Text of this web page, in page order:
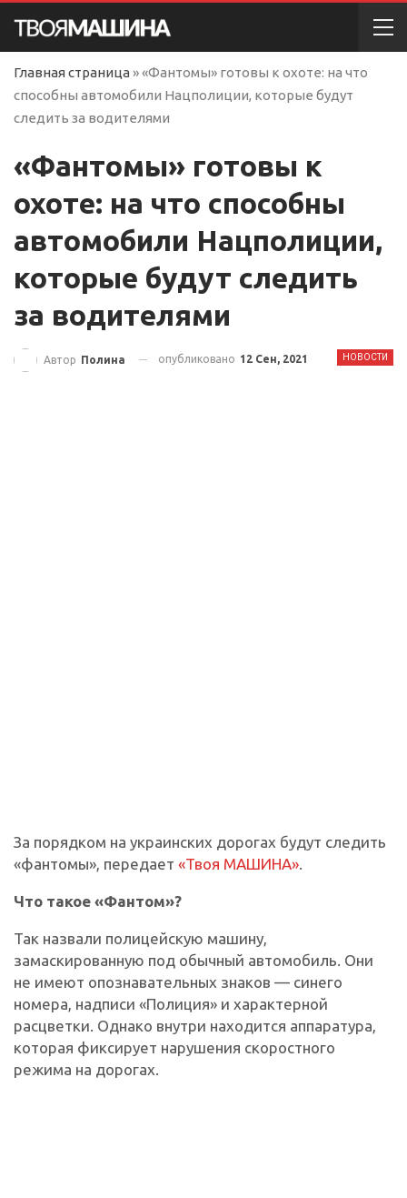
Главная страница »«Фантомы» готовы к охоте: на что
способны автомобили Нацполиции, которые будут
следить за водителями
«Фантомы» готовы к
охоте: на что способны
автомобили Нацполиции,
которые будут следить
за водителями
НОВОСТИ
Автор Полина опубликовано 12 Сен, 2021
За порядком на украинских дорогах будут следить
«фантомы», передает «Твоя МАШИНА».
Что такое «Фантом»?
Так назвали полицейскую машину,
замаскированную под обычный автомобиль. Они
не имеют опознавательных знаков — синего
номера, надписи «Полиция» и характерной
расцветки. Однако внутри находится аппаратура,
которая фиксирует нарушения скоростного
режима на дорогах.